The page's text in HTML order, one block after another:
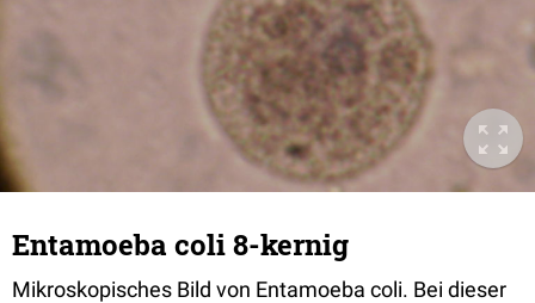
Entamoeba coli 8-kernig
Mikroskopisches Bild von Entamoeba coli. Bei dieser